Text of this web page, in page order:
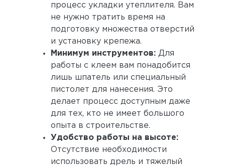
процесс укладки утеплителя. Вам
не нужно тратить время на
подготовку множества отверстий
и установку крепежа.
Минимум инструментов: Для
работы с клеем вам понадобится
лишь шпатель или специальный
пистолет для нанесения. Это
делает процесс доступным даже
для тех, кто не имеет большого
опыта в строительстве.
Удобство работы на высоте:
Отсутствие необходимости
использовать дрель и тяжелый